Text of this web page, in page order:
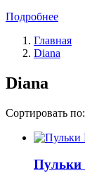
Подробнее
Главная
Diana
Diana
Сортировать по:
Пульки